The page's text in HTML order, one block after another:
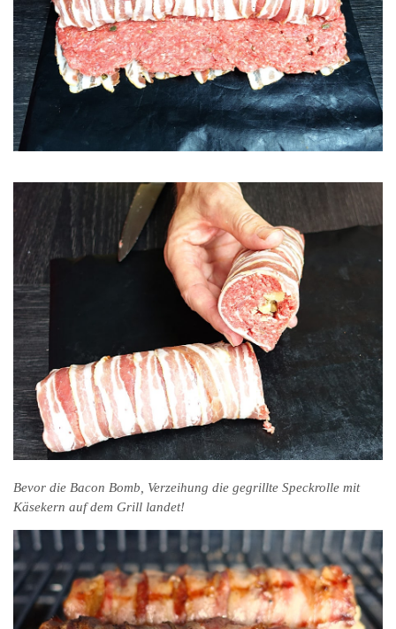
Bevor die Bacon Bomb, Verzeihung die gegrillte Speckrolle mit
Käsekern auf dem Grill landet!